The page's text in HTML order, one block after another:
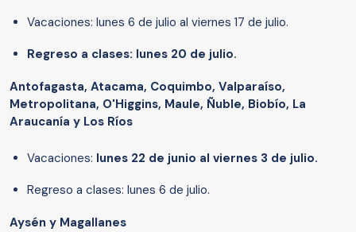
Vacaciones: lunes 6 de julio al viernes 17 de julio.
Regreso a clases: lunes 20 de julio.
Antofagasta, Atacama, Coquimbo, Valparaíso,
Metropolitana, O'Higgins, Maule, Ñuble, Biobío, La
Araucanía y Los Ríos
Vacaciones: lunes 22 de junio al viernes 3 de julio.
Regreso a clases: lunes 6 de julio.
Aysén y Magallanes